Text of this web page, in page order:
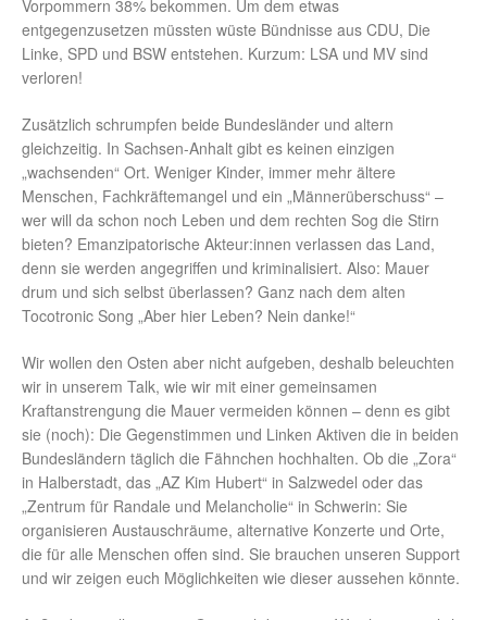
Vorpommern 38% bekommen. Um dem etwas
entgegenzusetzen müssten wüste Bündnisse aus CDU, Die
Linke, SPD und BSW entstehen. Kurzum: LSA und MV sind
verloren!
Zusätzlich schrumpfen beide Bundesländer und altern
gleichzeitig. In Sachsen-Anhalt gibt es keinen einzigen
„wachsenden“ Ort. Weniger Kinder, immer mehr ältere
Menschen, Fachkräftemangel und ein „Männerüberschuss“ –
wer will da schon noch Leben und dem rechten Sog die Stirn
bieten? Emanzipatorische Akteur:innen verlassen das Land,
denn sie werden angegriffen und kriminalisiert. Also: Mauer
drum und sich selbst überlassen? Ganz nach dem alten
Tocotronic Song „Aber hier Leben? Nein danke!“
Wir wollen den Osten aber nicht aufgeben, deshalb beleuchten
wir in unserem Talk, wie wir mit einer gemeinsamen
Kraftanstrengung die Mauer vermeiden können – denn es gibt
sie (noch): Die Gegenstimmen und Linken Aktiven die in beiden
Bundesländern täglich die Fähnchen hochhalten. Ob die „Zora“
in Halberstadt, das „AZ Kim Hubert“ in Salzwedel oder das
„Zentrum für Randale und Melancholie“ in Schwerin: Sie
organisieren Austauschräume, alternative Konzerte und Orte,
die für alle Menschen offen sind. Sie brauchen unseren Support
und wir zeigen euch Möglichkeiten wie dieser aussehen könnte.